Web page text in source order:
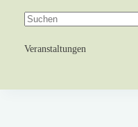
Veranstaltungen